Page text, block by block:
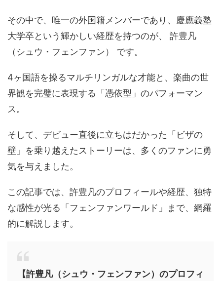
その中で、唯一の外国籍メンバーであり、慶應義塾
大学卒という輝かしい経歴を持つのが、 許豊凡
（シュウ・フェンファン） です。
4ヶ国語を操るマルチリンガルな才能と、楽曲の世
界観を完璧に表現する「憑依型」のパフォーマン
ス。
そして、デビュー直後に立ちはだかった「ビザの
壁」を乗り越えたストーリーは、多くのファンに勇
気を与えました。
この記事では、許豊凡のプロフィールや経歴、独特
な感性が光る「フェンファンワールド」まで、網羅
的に解説します。
【許豊凡（シュウ・フェンファン）のプロフィ